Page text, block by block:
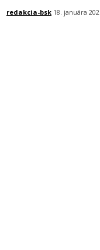
redakcia-bsk 18. januára